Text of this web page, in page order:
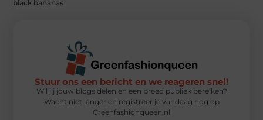
black bananas
Stuur ons een bericht en we reageren snel!
Wil jij jouw blogs delen en een breed publiek bereiken?
Wacht niet langer en registreer je vandaag nog op
Greenfashionqueen.nl